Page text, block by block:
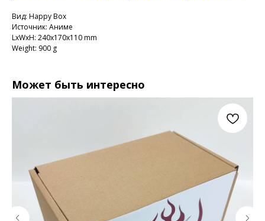
Вид: Happy Box
Источник: Аниме
LxWxH: 240x170x110 mm
Weight: 900 g
Может быть интересно